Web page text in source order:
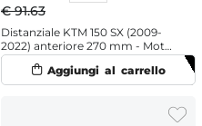
€ 91.63
Distanziale KTM 150 SX (2009-
2022) anteriore 270 mm - Moto
Master